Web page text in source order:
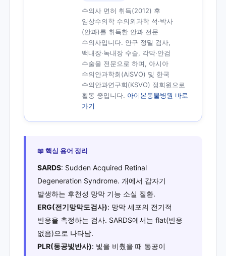
수의사 면허 취득(2012) 후
임상수의학 수의외과학 석·박사
(안과)를 취득한 안과 전문
수의사입니다. 안구 정밀 검사,
백내장·녹내장 수술, 각막·안검
수술을 전문으로 하며, 아시아
수의안과학회(AiSVO) 및 한국
수의안과연구회(KSVO) 정회원으로
활동 중입니다. 아이본동물병원 바로
가기
📖 핵심 용어 정리
SARDS: Sudden Acquired Retinal
Degeneration Syndrome. 개에서 갑자기
발생하는 후천성 망막 기능 소실 질환.
ERG(전기망막도검사): 망막 세포의 전기적
반응을 측정하는 검사. SARDS에서는 flat(반응
없음)으로 나타남.
PLR(동공빛반사): 빛을 비췄을 때 동공이